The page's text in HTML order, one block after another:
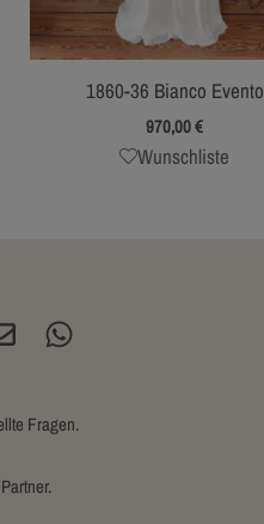
1860-36 Bianco Evento
970,00€
Wunschliste
Fragen.